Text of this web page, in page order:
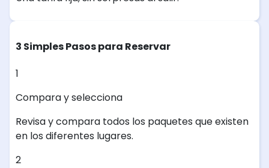
3 Simples Pasos para Reservar
1
Compara y selecciona
Revisa y compara todos los paquetes que existen
en los diferentes lugares.
2